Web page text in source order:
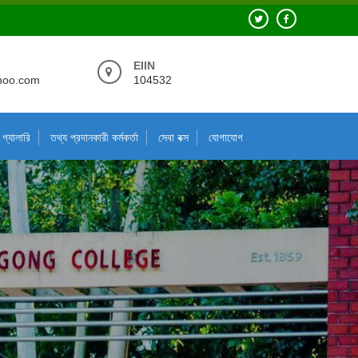
EIIN
104532
গ্যালারি তথ্য প্রদানকারী কর্মকর্তা সেবা বক্স যোগাযোগ